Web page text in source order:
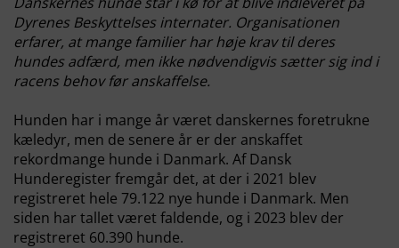
Dyrenes Beskyttelses internater. Organisationen
erfarer, at mange familier har høje krav til deres
hundes adfærd, men ikke nødvendigvis sætter sig ind i
racens behov før anskaffelse.
Hunden har i mange år været danskernes foretrukne
kæledyr, men de senere år er der anskaffet
rekordmange hunde i Danmark. Af Dansk
Hunderegister fremgår det, at der i 2021 blev
registreret hele 79.122 nye hunde i Danmark. Men
siden har tallet været faldende, og i 2023 blev der
registreret 60.390 hunde.